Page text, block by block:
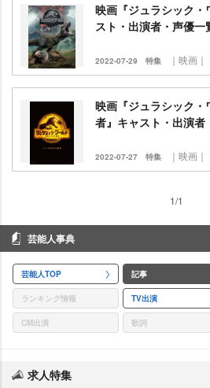
映画『ジュラシック
スト・出演者・声優一
2022-07-29 特集 ｜映画｜
映画『ジュラシック
者』キャスト・出演者
2022-07-27 特集 ｜映画｜
1/1
芸能人事典
芸能人TOP 記事
ランキング情報 TV出演
CM出演 歌詞
求人特集